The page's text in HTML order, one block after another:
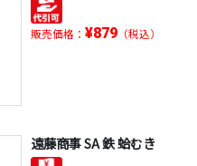
販売価格： ¥879（税込）
遠藤商事 SA 鉄 蛤むき